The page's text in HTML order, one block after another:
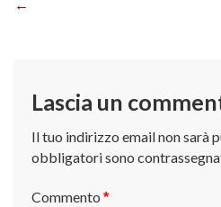
Navigazione
Lascia un
Il tuo indirizzo email non sarà
obbligatori sono
Commento *